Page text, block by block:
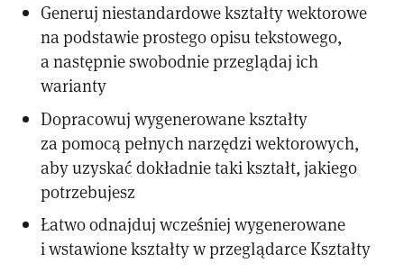
Generuj niestandardowe kształty wektorowe
na podstawie prostego opisu tekstowego,
a następnie swobodnie przeglądaj ich
warianty
Dopracowuj wygenerowane kształty
za pomocą pełnych narzędzi wektorowych,
aby uzyskać dokładnie taki kształt, jakiego
potrzebujesz
Łatwo odnajduj wcześniej wygenerowane
i wstawione kształty w przeglądarce Kształty